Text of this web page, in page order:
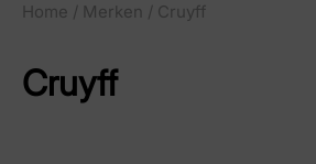
Home / Merken / Cruyff
Cruyff